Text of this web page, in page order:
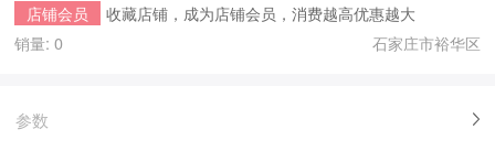
店铺会员
收藏店铺，成为店铺会员，消费越高优惠越大
销量: 0
石家庄市裕华区
参数